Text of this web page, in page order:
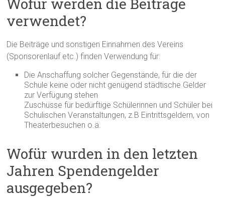
Wofür werden die Beiträge
verwendet?
Die Beiträge und sonstigen Einnahmen des Vereins
(Sponsorenlauf etc.) finden Verwendung für:
Die Anschaffung solcher Gegenstände, für die der
Schule keine oder nicht genügend städtische Gelder
zur Verfügung stehen
Zuschüsse für bedürftige Schülerinnen und Schüler bei
Schulischen Veranstaltungen, z.B Eintrittsgeldern, von
Theaterbesuchen o.ä.
Wofür wurden in den letzten
Jahren Spendengelder
ausgegeben?